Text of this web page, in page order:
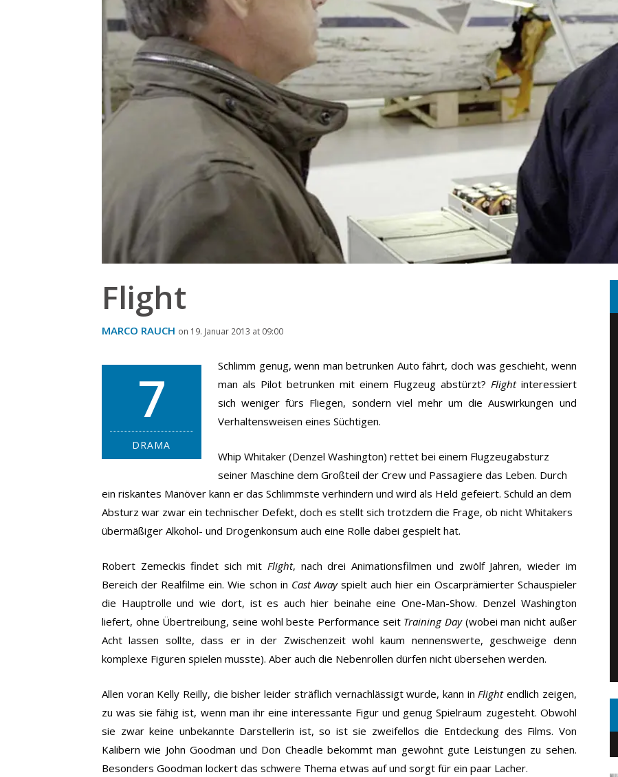
Flight
MARCO RAUCH on 19. Januar 2013 at 09:00
7
DRAMA
Schlimm genug, wenn man betrunken Auto fährt, doch was geschieht, wenn
man als Pilot betrunken mit einem Flugzeug abstürzt? Flightinteressiert
sich weniger fürs Fliegen, sondern viel mehr um die Auswirkungen und
Verhaltensweisen eines Süchtigen.
Whip Whitaker (Denzel Washington) rettet bei einem Flugzeugabsturz
seiner Maschine dem Großteil der Crew und Passagiere das Leben. Durch
ein riskantes Manöver kann er das Schlimmste verhindern und wird als Held gefeiert. Schuld an dem
Absturz war zwar ein technischer Defekt, doch es stellt sich trotzdem die Frage, ob nicht Whitakers
übermäßiger Alkohol- und Drogenkonsum auch eine Rolle dabei gespielt hat.
Robert Zemeckis findet sich mit Flight, nach drei Animationsfilmen und zwölf Jahren, wieder im
Bereich der Realfilme ein. Wie schon in Cast Awayspielt auch hier ein Oscarprämierter Schauspieler
die Hauptrolle und wie dort, ist es auch hier beinahe eine One-Man-Show. Denzel Washington
liefert, ohne Übertreibung, seine wohl beste Performance seit Training Day(wobei man nicht außer
Acht lassen sollte, dass er in der Zwischenzeit wohl kaum nennenswerte, geschweige denn
komplexe Figuren spielen musste). Aber auch die Nebenrollen dürfen nicht übersehen werden.
Allen voran Kelly Reilly, die bisher leider sträflich vernachlässigt wurde, kann in Flightendlich zeigen,
zu was sie fähig ist, wenn man ihr eine interessante Figur und genug Spielraum zugesteht. Obwohl
sie zwar keine unbekannte Darstellerin ist, so ist sie zweifellos die Entdeckung des Films. Von
Kalibern wie John Goodman und Don Cheadle bekommt man gewohnt gute Leistungen zu sehen.
Besonders Goodman lockert das schwere Thema etwas auf und sorgt für ein paar Lacher.